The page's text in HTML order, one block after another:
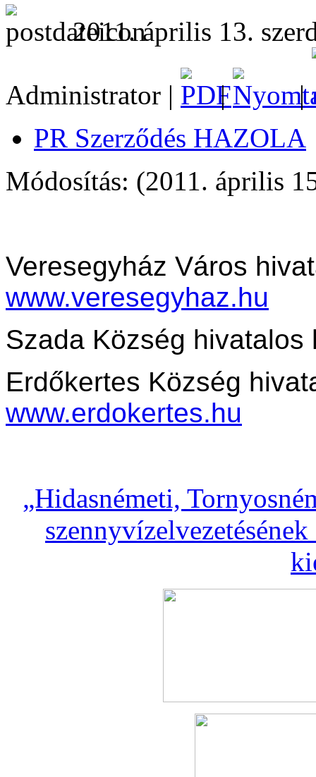
2011. április 13.
Administrator | |
|
PR Szerződés HAZOLA
Módosítás: (2011. április
Veresegyház Város
www.veresegyhaz.hu
Szada Község
Erdőkertes Község
www.erdokertes.hu
„Hidasnémeti,